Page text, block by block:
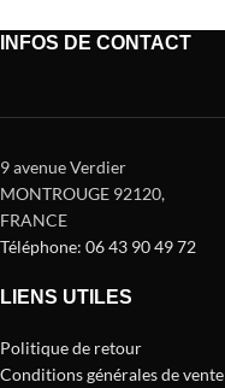
INFOS DE CONTACT
9 avenue Verdier
MONTROUGE 92120,
FRANCE
Téléphone: 06 43 90 49 72
LIENS UTILES
Politique de retour
Conditions générales de vente